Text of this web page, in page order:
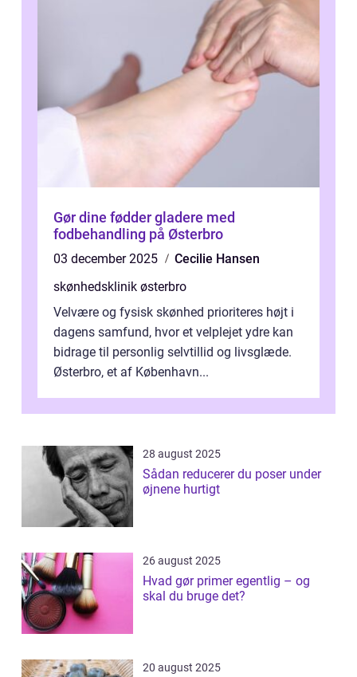
Gør dine fødder gladere med
fodbehandling på Østerbro
03 december 2025
Cecilie Hansen
skønhedsklinik østerbro
Velvære og fysisk skønhed prioriteres højt i
dagens samfund, hvor et velplejet ydre kan
bidrage til personlig selvtillid og livsglæde.
Østerbro, et af København...
28 august 2025
Sådan reducerer du poser under
øjnene hurtigt
26 august 2025
Hvad gør primer egentlig – og
skal du bruge det?
20 august 2025